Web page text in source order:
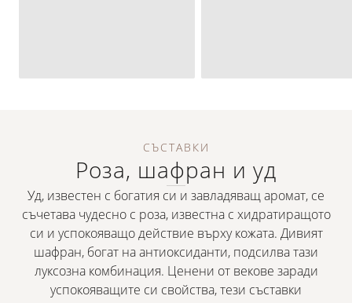
СЪСТАВКИ
Роза, шафран и уд
Уд, известен с богатия си и завладяващ аромат, се
съчетава чудесно с роза, известна с хидратиращото
си и успокояващо действие върху кожата. Дивият
шафран, богат на антиоксиданти, подсилва тази
луксозна комбинация. Ценени от векове заради
успокояващите си свойства, тези съставки